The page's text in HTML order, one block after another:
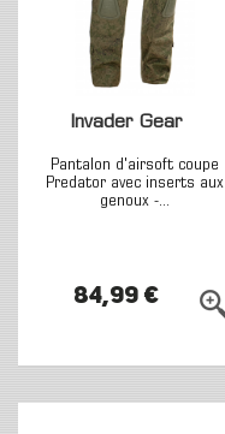
Invader Gear
Pantalon d'airsoft coupe
Predator avec inserts aux
genoux -...
84,99 €